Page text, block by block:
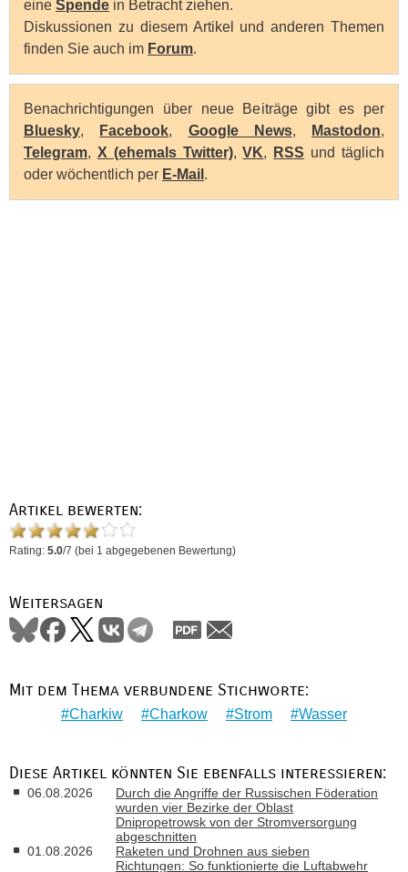
eine Spende in Betracht ziehen.
Diskussionen zu diesem Artikel und anderen Themen
finden Sie auch im Forum.
Benachrichtigungen über neue Beiträge gibt es per
Bluesky, Facebook, Google News, Mastodon,
Telegram, X (ehemals Twitter),VK, RSS und täglich
oder wöchentlich per E-Mail .
Artikel bewerten:
Rating: 5.0/7 (bei 1 abgegebenen Bewertung)
Weitersagen
Mit dem Thema verbundene Stichworte:
Charkiw Charkow Strom Wasser
Diese Artikel könnten Sie ebenfalls interessieren:
06.08.2026
Durch die Angriffe der Russischen Föderation
wurden vier Bezirke der Oblast
Dnipropetrowsk von der Stromversorgung
abgeschnitten
01.08.2026
Raketen und Drohnen aus sieben
Richtungen: So funktionierte die Luftabwehr